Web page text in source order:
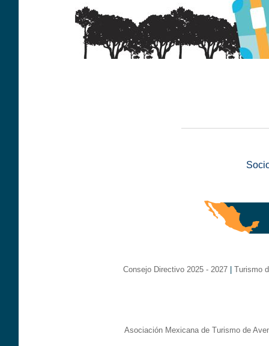
Consejo Directivo 2025 - 2027| Turismo
Asociación Mexicana de Turismo de